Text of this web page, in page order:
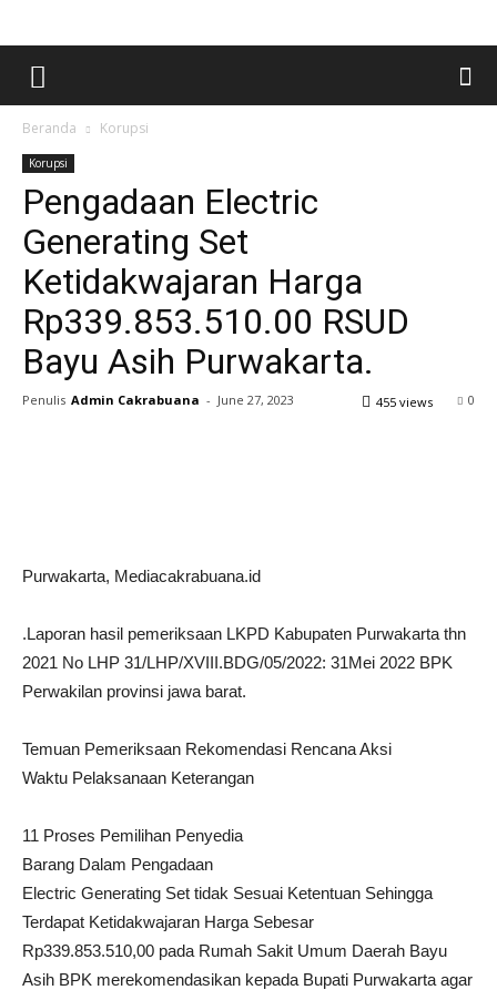
Beranda Korupsi
Korupsi
Pengadaan Electric
Generating Set
Ketidakwajaran Harga
Rp339.853.510.00 RSUD
Bayu Asih Purwakarta.
Penulis Admin Cakrabuana - June 27, 2023 0
455 views
Purwakarta, Mediacakrabuana.id
.Laporan hasil pemeriksaan LKPD Kabupaten Purwakarta thn
2021 No LHP 31/LHP/XVIII.BDG/05/2022: 31Mei 2022 BPK
Perwakilan provinsi jawa barat.
Temuan Pemeriksaan Rekomendasi Rencana Aksi
Waktu Pelaksanaan Keterangan
11 Proses Pemilihan Penyedia
Barang Dalam Pengadaan
Electric Generating Set tidak Sesuai Ketentuan Sehingga
Terdapat Ketidakwajaran Harga Sebesar
Rp339.853.510,00 pada Rumah Sakit Umum Daerah Bayu
Asih BPK merekomendasikan kepada Bupati Purwakarta agar